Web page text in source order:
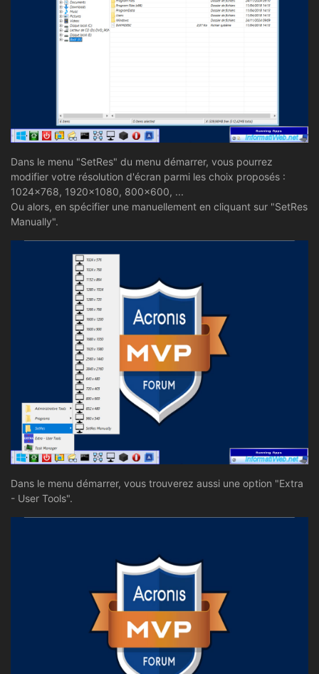
Dans le menu "SetRes" du menu démarrer, vous pourrez
modifier votre résolution d'écran parmi les choix proposés :
1024x768, 1920x1080, 800x600, ...
Ou alors, en spécifier une manuellement en cliquant sur "SetRes
Manually".
Dans le menu démarrer, vous trouverez aussi une option "Extra
- User Tools".